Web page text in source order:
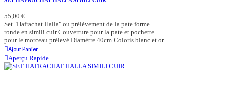
55,00 €
Set "Hafrachat Halla" ou prélèvement de la pate forme
ronde en simili cuir Couverture pour la pate et pochette
pour le morceau prélevé Diamètre 40cm Coloris blanc et or
Ajout Panier
Aperçu Rapide